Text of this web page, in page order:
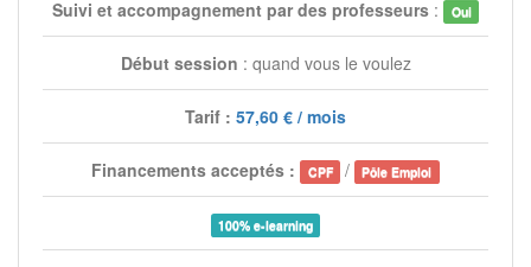
Suivi et accompagnement par des professeurs : Oui
Début session : quand vous le voulez
Tarif : 57,60 € / mois
Financements acceptés : CPF / Pôle Emploi
100% e-learning